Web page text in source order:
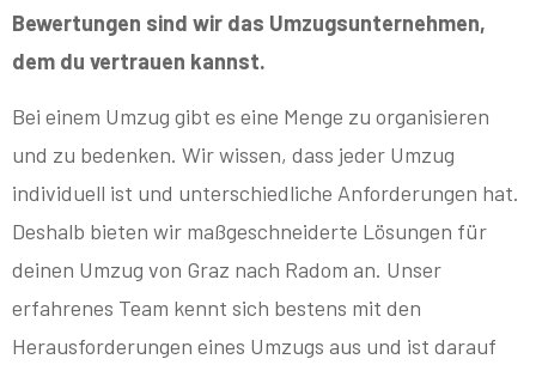
Bewertungen sind wir das Umzugsunternehmen,
dem du vertrauen kannst.
Bei einem Umzug gibt es eine Menge zu organisieren
und zu bedenken. Wir wissen, dass jeder Umzug
individuell ist und unterschiedliche Anforderungen hat.
Deshalb bieten wir maßgeschneiderte Lösungen für
deinen Umzug von Graz nach Radom an. Unser
erfahrenes Team kennt sich bestens mit den
Herausforderungen eines Umzugs aus und ist darauf